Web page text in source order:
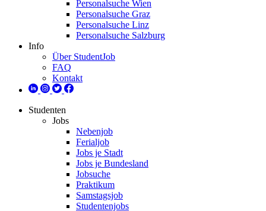
Personalsuche Wien
Personalsuche Graz
Personalsuche Linz
Personalsuche Salzburg
Info
Über StudentJob
FAQ
Kontakt
Studenten
Jobs
Nebenjob
Ferialjob
Jobs je Stadt
Jobs je Bundesland
Jobsuche
Praktikum
Samstagsjob
Studentenjobs